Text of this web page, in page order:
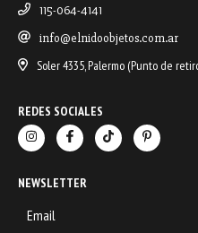
115-064-4141
info@elnidoobjetos.com.ar
Soler 4335, Palermo (Punto de
REDES SOCIALES
NEWSLETTER